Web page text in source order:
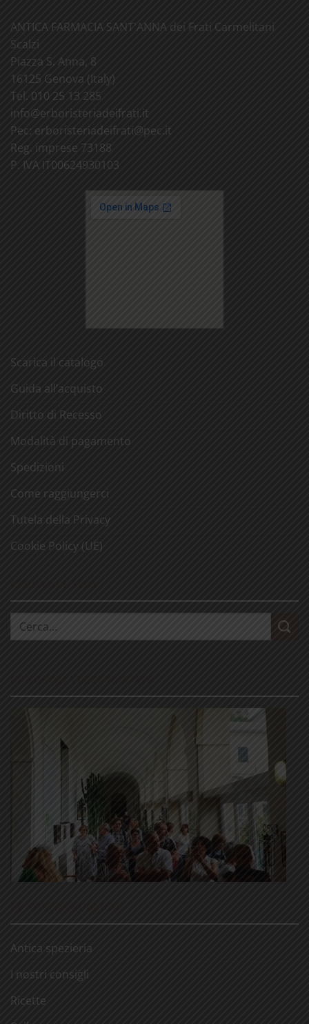
ANTICA FARMACIA SANT'ANNA dei Frati Carmelitani
Scalzi
Piazza S. Anna, 8
16125 Genova (Italy)
Tel. 010 25 13 285
info@erboristeriadeifrati.it
Pec: erboristeriadeifrati@pec.it
Reg. imprese 73188
P. IVA IT00624930103
Scarica il catalogo
Guida all’acquisto
Diritto di Recesso
Modalità di pagamento
Spedizioni
Come raggiungerci
Tutela della Privacy
Cookie Policy (UE)
Cerca:
Antica spezieria
I nostri consigli
Ricette